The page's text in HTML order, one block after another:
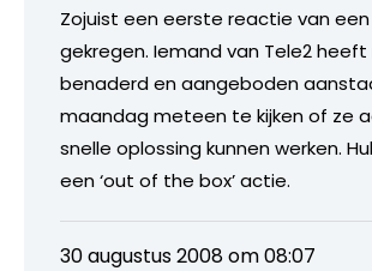
Zojuist een eerste reactie van
gekregen. Iemand van Tele2 heeft
benaderd en aangeboden
maandag meteen te kijken of ze
snelle oplossing kunnen werken.
een ‘out of the box’ actie.
30 augustus 2008 om 08:07